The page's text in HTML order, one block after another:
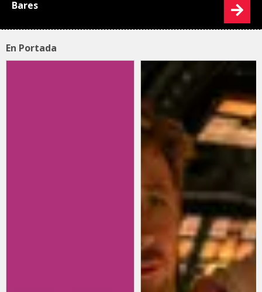
Bares
En Portada